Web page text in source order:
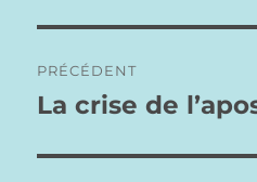
de
PRÉCÉDENT
Publication
La crise de